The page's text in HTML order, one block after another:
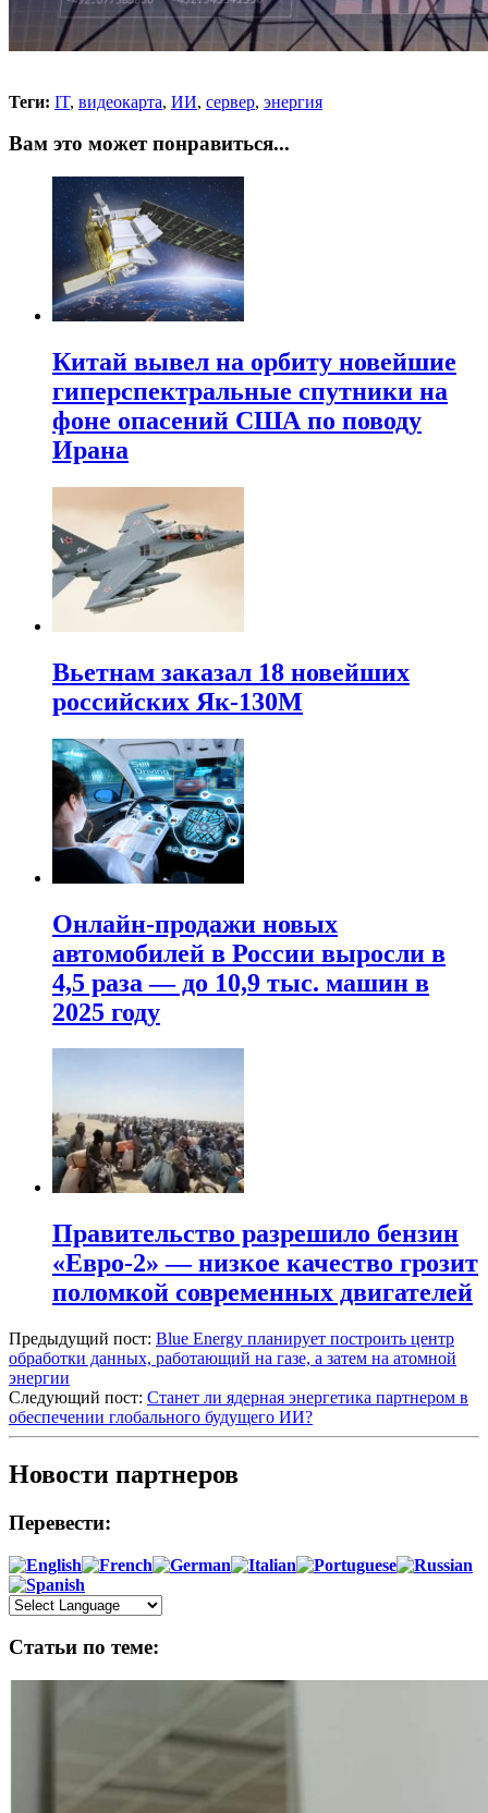
Теги: IT, видеокарта, ИИ, сервер, энергия
Вам это может понравиться...
Китай вывел на орбиту новейшие
гиперспектральные спутники на
фоне опасений США по поводу
Ирана
Вьетнам заказал 18 новейших
российских Як-130М
Онлайн-продажи новых
автомобилей в России выросли в
4,5 раза — до 10,9 тыс. машин в
2025 году
Правительство разрешило бензин
«Евро-2» — низкое качество грозит
поломкой современных двигателей
Предыдущий пост: Blue Energy планирует построить центр
обработки данных, работающий на газе, а затем на атомной
энергии
Следующий пост: Станет ли ядерная энергетика партнером в
обеспечении глобального будущего ИИ?
Новости партнеров
Перевести:
Статьи по теме: